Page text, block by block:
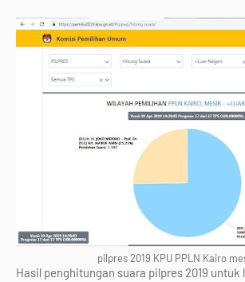
pilpres 2019 KPU PPLN Kairo
Hasil penghitungan suara pilpres 2019 untuk